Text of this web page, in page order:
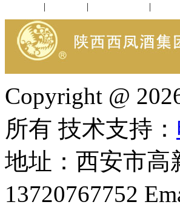
| | |
Copyright @
所有 技术支持：
地址：西安市高
13720767752